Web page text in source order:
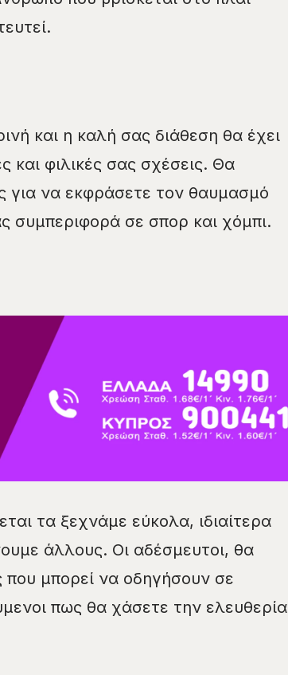
και η καλή σας διάθεση θα έχει
και φιλικές σας σχέσεις. Θα
για να εκφράσετε τον θαυμασμό
συμπεριφορά σε σπορ και χόμπι.
τα ξεχνάμε εύκολα, ιδιαίτερα
άλλους. Οι αδέσμευτοι, θα
που μπορεί να οδηγήσουν σε
πως θα χάσετε την ελευθερία